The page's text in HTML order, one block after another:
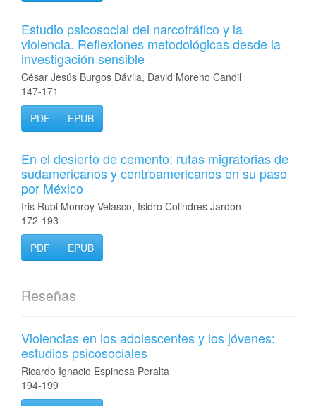
Estudio psicosocial del narcotráfico y la
violencia. Reflexiones metodológicas desde la
investigación sensible
César Jesús Burgos Dávila, David Moreno Candil
147-171
PDF
EPUB
En el desierto de cemento: rutas migratorias de
sudamericanos y centroamericanos en su paso
por México
Iris Rubi Monroy Velasco, Isidro Colindres Jardón
172-193
PDF
EPUB
Reseñas
Violencias en los adolescentes y los jóvenes:
estudios psicosociales
Ricardo Ignacio Espinosa Peralta
194-199